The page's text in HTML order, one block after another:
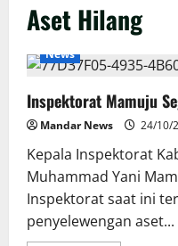
Aset Hilang
News
Inspektorat Mamuju
Mandar News 24/10/
Kepala Inspektorat
Muhammad Yani
Inspektorat saat ini
penyelewengan aset...